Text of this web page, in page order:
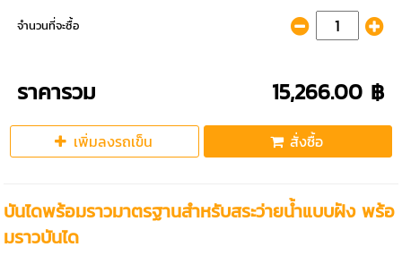
จำนวนที่จะซื้อ
ราคารวม 15,266.00 ฿
เพิ่มลงรถเข็น สั่งซื้อ
บันไดพร้อมราวมาตรฐานสำหรับสระว่ายน้ำแบบฝัง พร้อ
มราวบันได